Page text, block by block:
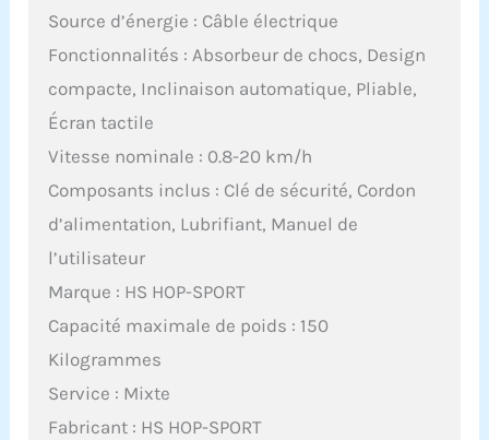
Source d’énergie : Câble électrique
Fonctionnalités : Absorbeur de chocs, Design
compacte, Inclinaison automatique, Pliable,
Écran tactile
Vitesse nominale : 0.8-20 km/h
Composants inclus : Clé de sécurité, Cordon
d’alimentation, Lubrifiant, Manuel de
l’utilisateur
Marque : HS HOP-SPORT
Capacité maximale de poids : 150
Kilogrammes
Service : Mixte
Fabricant : HS HOP-SPORT